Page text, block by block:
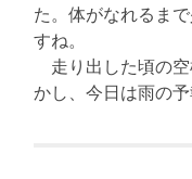
た。体がなれるま
すね。
走り出した頃の空
かし、今日は雨の